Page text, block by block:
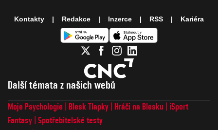
Další témata z našich webů
Moje Psychologie Blesk Tlapky Hráči na Blesku
iSport
Fantasy Spotřebitelské testy
Kontakty Redakce Inzerce RSS Kariéra